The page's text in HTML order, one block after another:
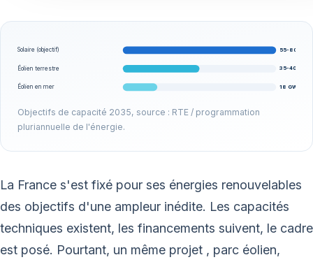
Solaire (objectif) 55-80 GW
Éolien terrestre 35-40 GW
Éolien en mer 18 GW
Objectifs de capacité 2035, source : RTE / programmation
pluriannuelle de l'énergie.
La France s'est fixé pour ses énergies renouvelables
des objectifs d'une ampleur inédite. Les capacités
techniques existent, les financements suivent, le cadre
est posé. Pourtant, un même projet , parc éolien,